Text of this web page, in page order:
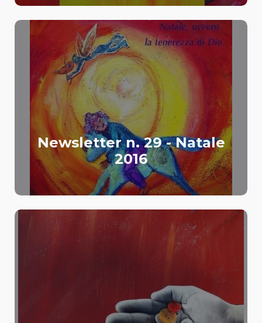
Newsletter n. 29 - Natale
2016